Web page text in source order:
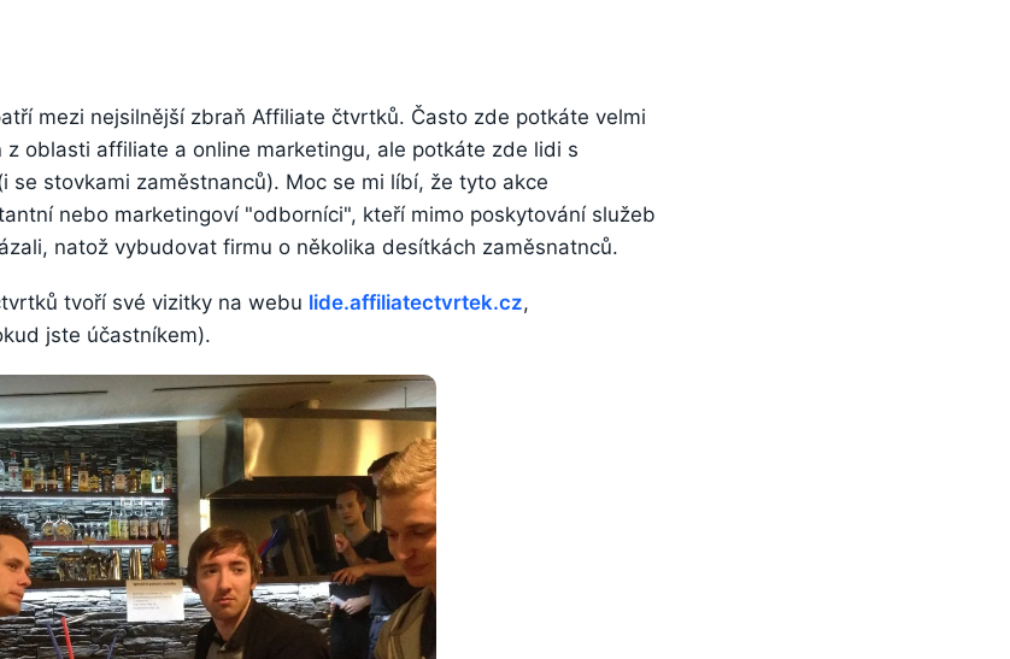
mezi nejsilnější zbraň Affiliate čtvrtků. Často zde potkáte velmi
z oblasti affiliate a online marketingu, ale potkáte zde lidi s
se stovkami zaměstnanců). Moc se mi líbí, že tyto akce
nebo marketingoví "odborníci", kteří mimo poskytování služeb
natož vybudovat firmu o několika desítkách zaměsnatnců.
tvoří své vizitky na webu lide.affiliatectvrtek.cz,
jste účastníkem).